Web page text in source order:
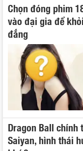
Chọn đóng phim
vào đại gia để
đắng
Dragon Ball chính
Saiyan, hình thái